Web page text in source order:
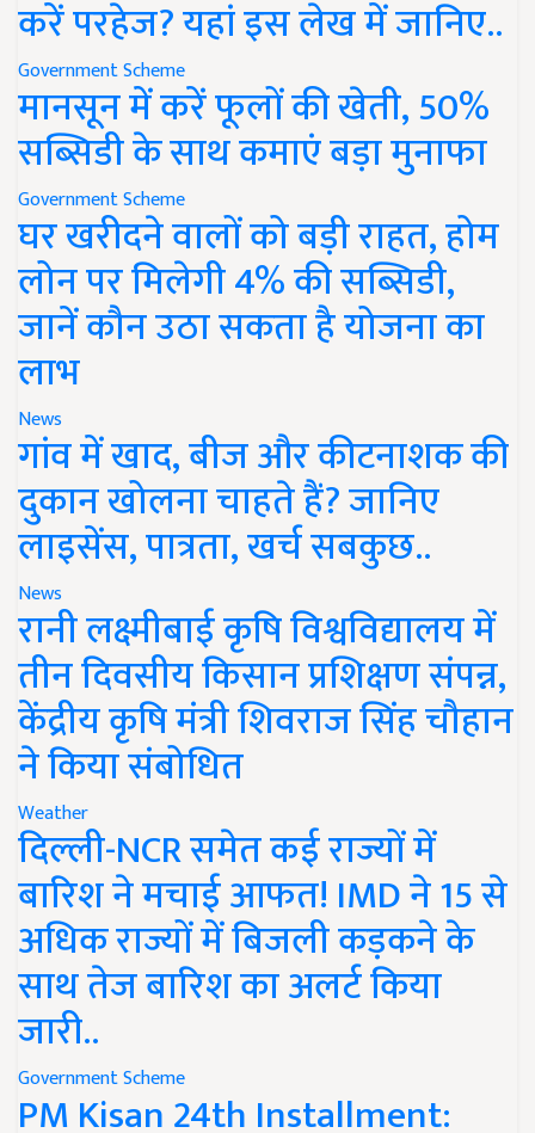
करें परहेज? यहां इस लेख में जानिए..
Government Scheme
मानसून में करें फूलों की खेती, 50%
सब्सिडी के साथ कमाएं बड़ा मुनाफा
Government Scheme
घर खरीदने वालों को बड़ी राहत, होम
लोन पर मिलेगी 4% की सब्सिडी,
जानें कौन उठा सकता है योजना का
लाभ
News
गांव में खाद, बीज और कीटनाशक की
दुकान खोलना चाहते हैं? जानिए
लाइसेंस, पात्रता, खर्च सबकुछ..
News
रानी लक्ष्मीबाई कृषि विश्वविद्यालय में
तीन दिवसीय किसान प्रशिक्षण संपन्न,
केंद्रीय कृषि मंत्री शिवराज सिंह चौहान
ने किया संबोधित
Weather
दिल्ली-NCR समेत कई राज्यों में
बारिश ने मचाई आफत! IMD ने 15 से
अधिक राज्यों में बिजली कड़कने के
साथ तेज बारिश का अलर्ट किया
जारी..
Government Scheme
PM Kisan 24th Installment: